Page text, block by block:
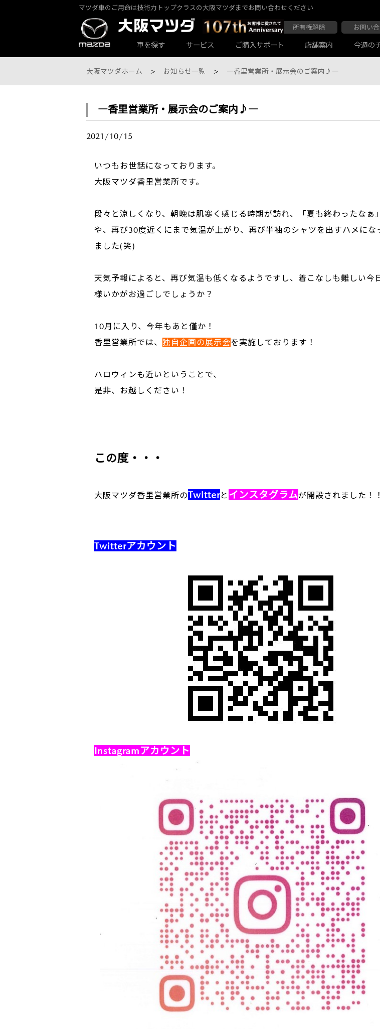
マツダ車のご用命は技術力トップクラスの大阪マツダまでお問い合わせください
所有権解除 お問い
車を探す
カーラインナップ一覧
サービス
サービス・アフターケアTOP
その他のメンテナンス マツダ自動車保険スカイプラス
ご購入サポート 店舗案内
大阪マツダ店舗一覧
大阪マツダ 八尾店 大阪マツダ 関目高殿本店 大
サービス専門工場
今週の
会社情報
大阪マツダホーム お知らせ一覧 ―香里営業所・展示会のご案内♪―
―香里営業所・展示会のご案内♪―
2021/10/15
いつもお世話になっております。
大阪マツダ香里営業所です。
段々と涼しくなり、朝晩は肌寒く感じる時期が訪れ、「夏も終わったなぁ
や、再び30度近くにまで気温が上がり、再び半袖のシャツを出すハメにな
ました(笑)
天気予報によると、再び気温も低くなるようですし、着こなしも難しい今
様いかがお過ごしでしょうか？
10月に入り、今年もあと僅か！
香里営業所では、 独自企画の展示会を実施しております！
ハロウィンも近いということで、
是非、お越しください！
この度・・・
大阪マツダ香里営業所のTwitterと インスタグラムが開設されました！！
Twitterアカウント
Instagramアカウント